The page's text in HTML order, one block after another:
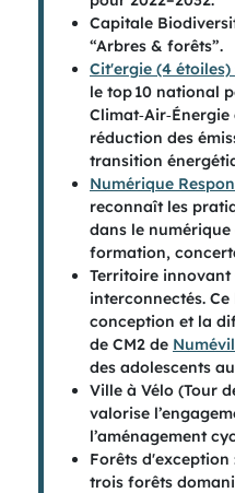
Capitale
“Arbres & forêts”.
Cit'ergie (4 étoiles)
le top 10 national
réduction des
transition
Numérique
reconnaît les
dans le
formation,
Territoire innovant
interconnectés.
conception et la
de CM2 de
des adolescents
Ville à Vélo (Tour
valorise
l’aménagement
Forêts
trois forêts